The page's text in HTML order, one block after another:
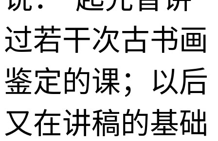
过若干次古书画
鉴定的课；以后
又在讲稿的基础